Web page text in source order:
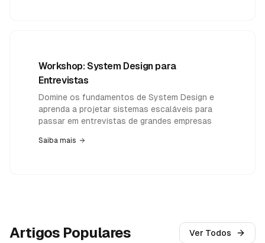
Workshop: System Design para
Entrevistas
Domine os fundamentos de System Design e
aprenda a projetar sistemas escaláveis para
passar em entrevistas de grandes empresas
Saiba mais
Artigos Populares Ver Todos